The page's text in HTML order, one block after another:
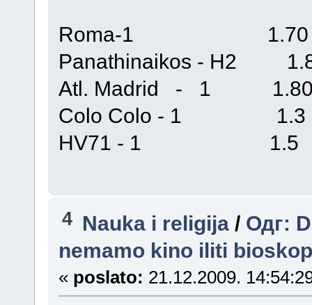
Roma-1 1.70
Panathinaikos - H2
Atl. Madrid - 1
Colo Colo - 1 1.3
HV71 - 1 1.5
4 Nauka i religija / Одг:
nemamo kino iliti
« poslato: 21.12.2009.